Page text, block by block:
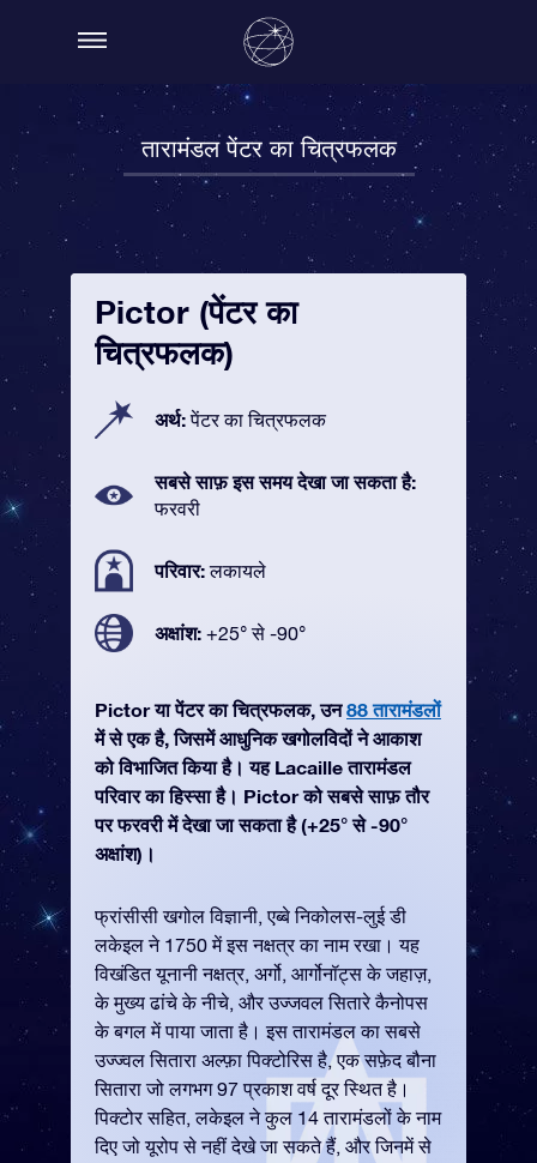
तारामंडल पेंटर का चित्रफलक
Pictor (पेंटर का
चित्रफलक)
अर्थ:पेंटर का चित्रफलक
सबसे साफ़ इस समय देखा जा सकता है:
फरवरी
परिवार:लकायले
अक्षांश: +25° से -90°
Pictor या पेंटर का चित्रफलक, उन88 तारामंडलों
में से एक है, जिसमें आधुनिक खगोलविदों ने आकाश
को विभाजित किया है। यह Lacaille तारामंडल
परिवार का हिस्सा है। Pictor को सबसे साफ़ तौर
पर फरवरी में देखा जा सकता है (+25° से -90°
अक्षांश)।
फ्रांसीसी खगोल विज्ञानी, एब्बे निकोलस-लुई डी
लकेइल ने 1750 में इस नक्षत्र का नाम रखा। यह
विखंडित यूनानी नक्षत्र, अर्गो, आर्गोनॉट्स के जहाज़,
के मुख्य ढांचे के नीचे, और उज्जवल सितारे कैनोपस
के बगल में पाया जाता है। इस तारामंडल का सबसे
उज्ज्वल सितारा अल्फ़ा पिक्टोरिस है, एक सफ़ेद बौना
सितारा जो लगभग 97 प्रकाश वर्ष दूर स्थित है।
पिक्टोर सहित, लकेइल ने कुल 14 तारामंडलों के नाम
दिए जो यूरोप से नहीं देखे जा सकते हैं, और जिनमें से